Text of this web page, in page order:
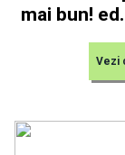
mai bun!
Vezi